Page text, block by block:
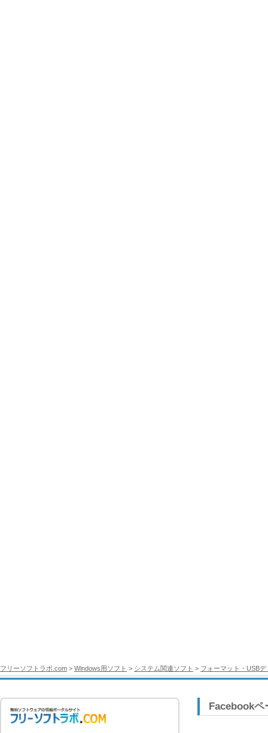
フリーソフトラボ.com > Windows用ソフト > システム関連ソフト > フォーマット・USB
Facebookペ